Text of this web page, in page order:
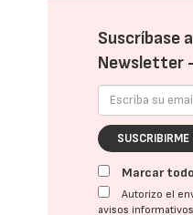
Suscríbase
Newsletter
SUSCRIBIRME
Marcar
Autorizo el
avisos